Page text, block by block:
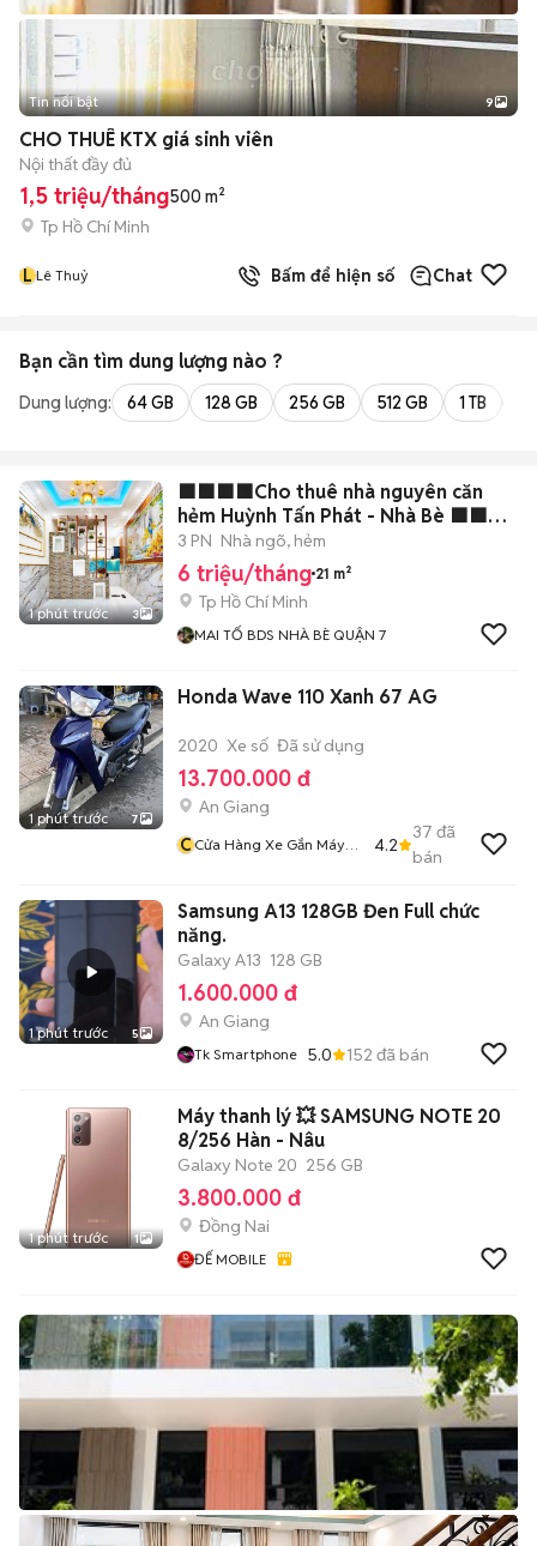
+2
Tin nổi bật 9
CHO THUÊ KTX giá sinh viên
Nội thất đầy đủ
1,5 triệu/tháng500 m²
Tp Hồ Chí Minh
L Lê Thuỷ Bấm để hiện số Chat
Bạn cần tìm dung lượng nào ?
Dung lượng: 64 GB 128 GB 256 GB 512 GB 1 TB
1 phút trước 3
🟩🟩🟩🟩Cho thuê nhà nguyên căn
hẻm Huỳnh Tấn Phát - Nhà Bè 🟩🟩🟩
🟩🟩
3 PN Nhà ngõ, hẻm
6 triệu/tháng 21 m²
Tp Hồ Chí Minh
MAI TỐ BDS NHÀ BÈ QUẬN 7
1 phút trước 7
Honda Wave 110 Xanh 67 AG
2020 Xe số Đã sử dụng
13.700.000 đ
An Giang
CCửa Hàng Xe Gắn Máy
4.2
37 đã
bán
1 phút trước 5
Samsung A13 128GB Đen Full chức
năng.
Galaxy A13 128 GB
1.600.000 đ
An Giang
Tk Smartphone 5.0 152 đã bán
1 phút trước 1
Máy thanh lý 💥 SAMSUNG NOTE 20
8/256 Hàn - Nâu
Galaxy Note 20 256 GB
3.800.000 đ
Đồng Nai
ĐẾ MOBILE